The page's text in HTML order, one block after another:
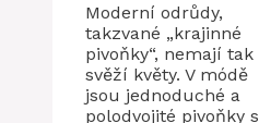
Moderní odrůdy,
takzvané „krajinné
pivoňky“, nemají tak
svěží květy. V módě
jsou jednoduché a
polodvojité pivoňky s